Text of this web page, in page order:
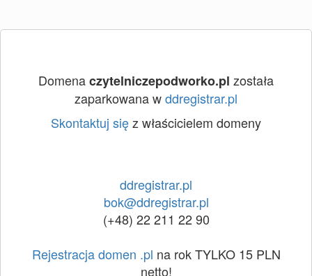
Domenaczytelniczepodworko.pl została
zaparkowana wddregistrar.pl
Skontaktuj sięz właścicielem domeny
ddregistrar.pl
bok@ddregistrar.pl
(+48) 22 211 22 90
Rejestracja domen .pl na rok TYLKO 15 PLN
netto!